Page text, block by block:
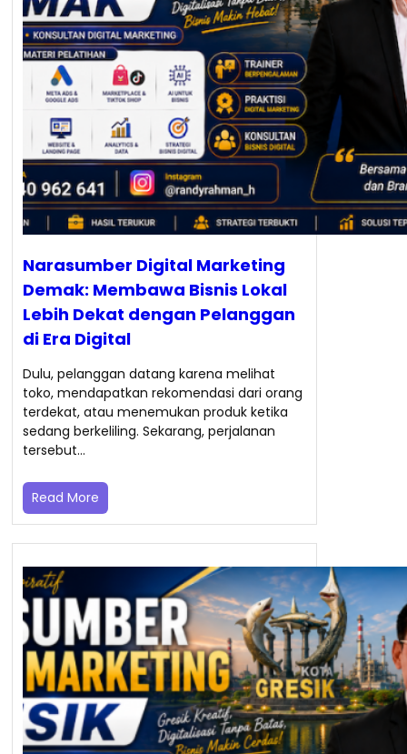
Narasumber Digital Marketing
Demak: Membawa Bisnis Lokal
Lebih Dekat dengan Pelanggan
di Era Digital
Dulu, pelanggan datang karena melihat
toko, mendapatkan rekomendasi dari orang
terdekat, atau menemukan produk ketika
sedang berkeliling. Sekarang, perjalanan
tersebut…
Read More